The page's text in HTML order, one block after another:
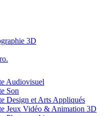
3D
Audiovisuel
Son
Design et Arts Appliqués
Jeux Vidéo & Animation 3D